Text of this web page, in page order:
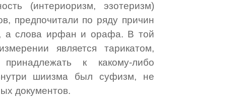
(интериоризм, эзотеризм)
предпочитали по ряду причин
а слова ирфан и орафа. В той
является тарикатом,
к какому-либо
шиизма был суфизм, не
документов.